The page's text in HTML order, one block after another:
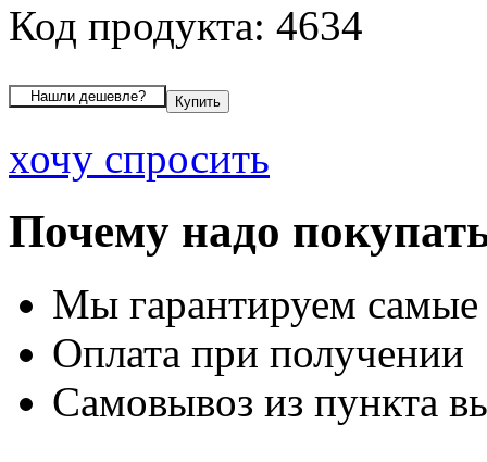
Код продукта: 4634
хочу спросить
Почему надо
Мы гарантируем
Оплата при получении
Самовывоз из пункта